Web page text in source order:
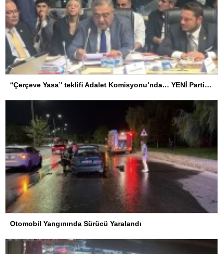
“Çerçeve Yasa” teklifi Adalet Komisyonu’nda… YENİ Partili Tanrıkulu: Bir insana ‘Silahını bırak, ülkene dön, siyasal ve toplumsal hayata katıl’ diyorsanız, o insan kapıdan içeri girdiğinde başına ne geleceğini bilmelidir
Otomobil Yangınında Sürücü Yaralandı